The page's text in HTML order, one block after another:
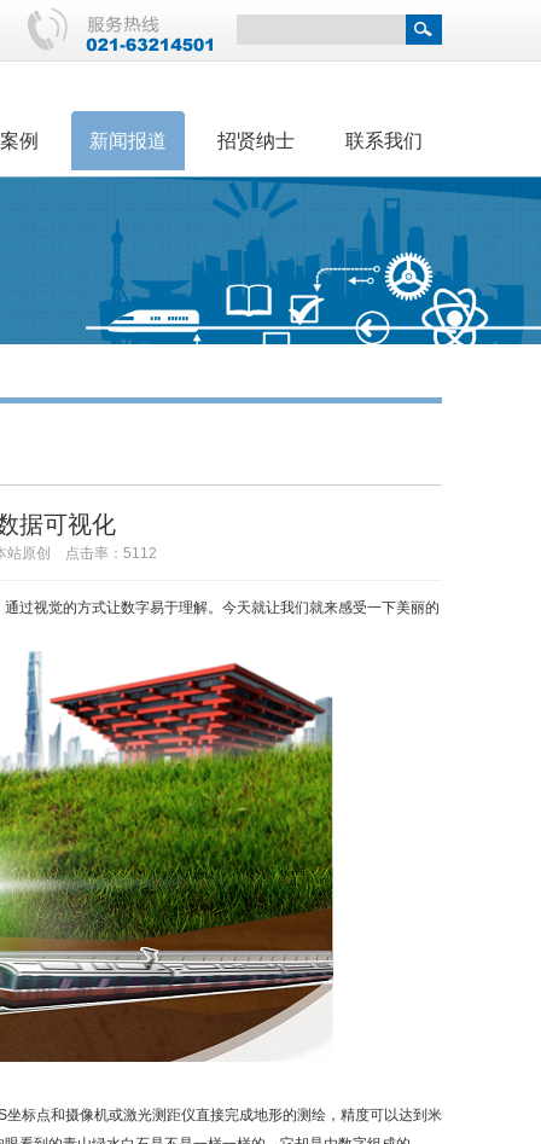
例 新闻报道 招贤纳士 联系我们
据可视化
原创 点击率： 5112
过视觉的方式让数字易于理解。今天就让我们就来感受一下美丽的
标点和摄像机或激光测距仪直接完成地形的测绘，精度可以达到米